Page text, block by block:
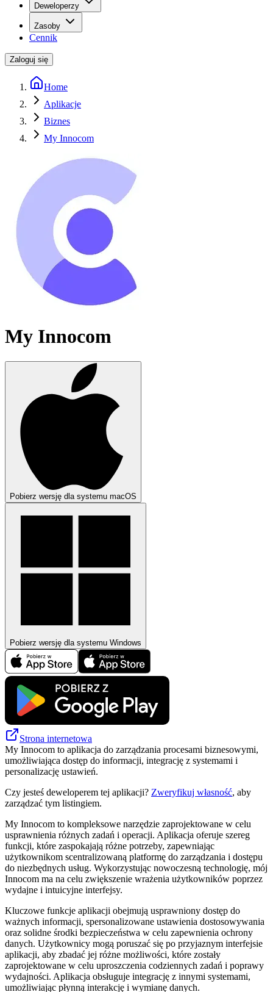
Deweloperzy
Zasoby
Cennik
Zaloguj się
Home
Aplikacje
Biznes
My Innocom
My Innocom
Pobierz wersję dla systemu macOS
Pobierz wersję dla systemu Windows
Strona internetowa
My Innocom to aplikacja do zarządzania procesami biznesowymi,
umożliwiająca dostęp do informacji, integrację z systemami i
personalizację ustawień.
Czy jesteś deweloperem tej aplikacji? Zweryfikuj własność, aby
zarządzać tym listingiem.
My Innocom to kompleksowe narzędzie zaprojektowane w celu
usprawnienia różnych zadań i operacji. Aplikacja oferuje szereg
funkcji, które zaspokajają różne potrzeby, zapewniając
użytkownikom scentralizowaną platformę do zarządzania i dostępu
do niezbędnych usług. Wykorzystując nowoczesną technologię, mój
Innocom ma na celu zwiększenie wrażenia użytkowników poprzez
wydajne i intuicyjne interfejsy.
Kluczowe funkcje aplikacji obejmują usprawniony dostęp do
ważnych informacji, spersonalizowane ustawienia dostosowywania
oraz solidne środki bezpieczeństwa w celu zapewnienia ochrony
danych. Użytkownicy mogą poruszać się po przyjaznym interfejsie
aplikacji, aby zbadać jej różne możliwości, które zostały
zaprojektowane w celu uproszczenia codziennych zadań i poprawy
wydajności. Aplikacja obsługuje integrację z innymi systemami,
umożliwiając płynną interakcję i wymianę danych.